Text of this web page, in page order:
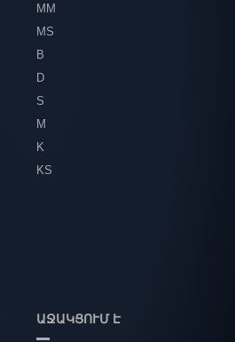
MM
MS
B
D
S
M
K
KS
ԱՋԱԿՑՈՒՄ Է